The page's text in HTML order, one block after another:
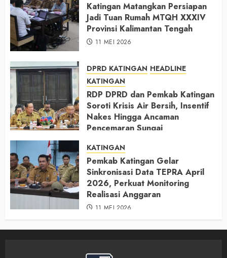
Katingan Matangkan Persiapan
Jadi Tuan Rumah MTQH XXXIV
Provinsi Kalimantan Tengah
11 MEI 2026
DPRD KATINGAN HEADLINE
KATINGAN
RDP DPRD dan Pemkab Katingan
Soroti Krisis Air Bersih, Insentif
Nakes Hingga Ancaman
Pencemaran Sungai
KATINGAN
Pemkab Katingan Gelar
Sinkronisasi Data TEPRA April
2026, Perkuat Monitoring
Realisasi Anggaran
11 MEI 2026